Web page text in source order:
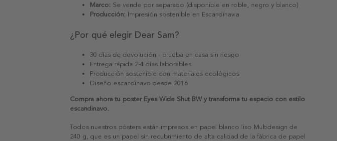
Marco: Se vende por separado (disponible en roble, negro y blanco)
Producción: Impresión sostenible en Escandinavia
¿Por qué elegir Dear Sam?
30 días de devolución - prueba en casa sin riesgo
Entrega rápida 2-4 días laborables
Producción sostenible con materiales ecológicos
Diseño escandinavo desde 2016
Compra ahora tu poster Eyes Wide Shut BW y transforma tu espacio con estilo
escandinavo.
Todos nuestros pósters están impresos en papel blanco liso Multidesign de
240 g, que es un papel sin recubrimiento de alta calidad de la fábrica de papel